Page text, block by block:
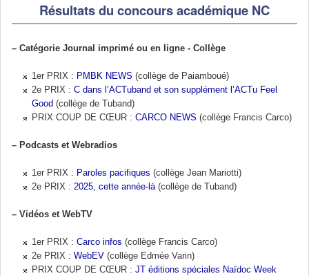
Résultats du concours académique NC
– Catégorie Journal imprimé ou en ligne - Collège
1er PRIX : PMBK NEWS (collège de Paiamboué)
2e PRIX : C dans l’ACTuband et son supplément l’ACTu Feel
Good (collège de Tuband)
PRIX COUP DE CŒUR : CARCO NEWS (collège Francis Carco)
– Podcasts et Webradios
1er PRIX : Paroles pacifiques (collège Jean Mariotti)
2e PRIX : 2025, cette année-là(collège de Tuband)
– Vidéos et WebTV
1er PRIX : Carco infos (collège Francis Carco)
2e PRIX : WebEV(collège Edmée Varin)
PRIX COUP DE CŒUR : JT éditions spéciales Naïdoc Week